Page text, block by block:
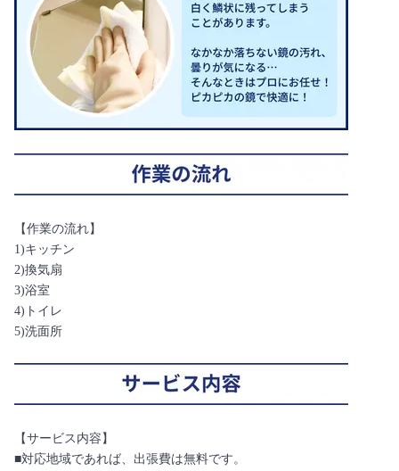
【作業の流れ】
1)キッチン
2)換気扇
3)浴室
4)トイレ
5)洗面所
【サービス内容】
■対応地域であれば、出張費は無料です。